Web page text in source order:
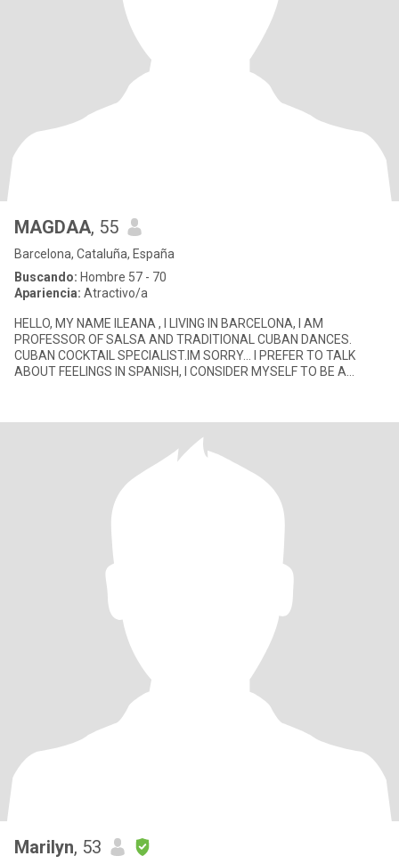
MAGDAA, 55
Barcelona, Cataluña, España
Buscando: Hombre 57 - 70
Apariencia: Atractivo/a
HELLO, MY NAME ILEANA , I LIVING IN BARCELONA, I AM
PROFESSOR OF SALSA AND TRADITIONAL CUBAN DANCES.
CUBAN COCKTAIL SPECIALIST.IM SORRY... I PREFER TO TALK
ABOUT FEELINGS IN SPANISH, I CONSIDER MYSELF TO BE A
Marilyn, 53